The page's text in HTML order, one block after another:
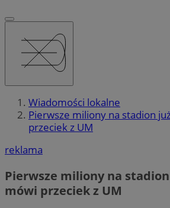
Wiadomości lokalne
Pierwsze miliony na stadion
przeciek z UM
reklama
Pierwsze miliony na
mówi przeciek z UM